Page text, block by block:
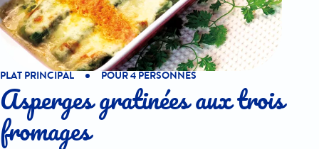
PLAT PRINCIPAL POUR 4 PERSONNES
Asperges gratinées aux trois
fromages